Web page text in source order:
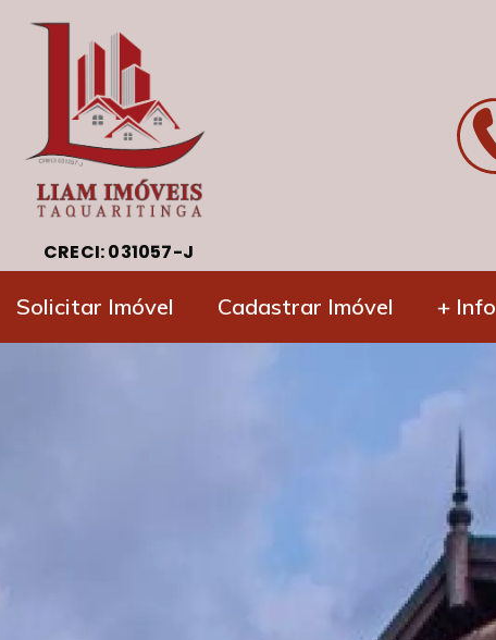
CRECI: 031057-J
Solicitar Imóvel Cadastrar Imóvel + Info